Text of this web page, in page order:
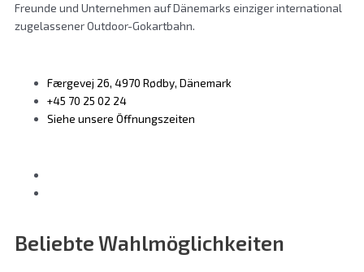
Freunde und Unternehmen auf Dänemarks einziger international
zugelassener Outdoor-Gokartbahn.
Færgevej 26, 4970 Rødby, Dänemark
+45 70 25 02 24
Siehe unsere Öffnungszeiten
Beliebte Wahlmöglichkeiten